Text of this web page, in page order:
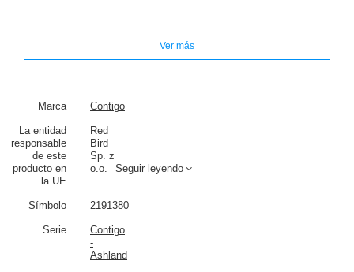
Si desea más información sobre Tritan, haga clic
Ver más
Marca Contigo
La entidad
responsable
de este
producto en
la UE
Red
Bird
Sp. z
o.o.
Seguir leyendo
Símbolo 2191380
Serie
Contigo
-
Ashland